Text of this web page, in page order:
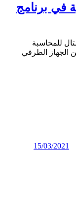
في برنامج
للمحاسبة
الجهاز الطرفي
15/03/2021